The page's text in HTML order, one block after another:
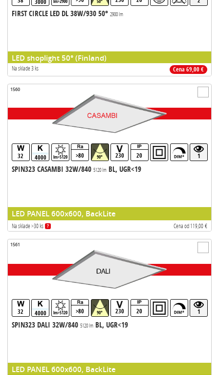
FIRST CIRCLE LED DL 38W/930 50° 2900 lm
LED shoplight 50° (Finland)
Na sklade 3 ks Cena 69,00 €
1560
32 4000 lm>5120 >80 90° 230 20 1
SPIN323 CASAMBI 32W/840 5120 lmBL, UGR<19
LED PANEL 600x600, BackLite
Na sklade >30 ks ? Cena od 119,00 €
1561
32 4000 lm>5120 >80 90° 230 20 1
SPIN323 DALI 32W/840 5120 lmBL, UGR<19
LED PANEL 600x600, BackLite